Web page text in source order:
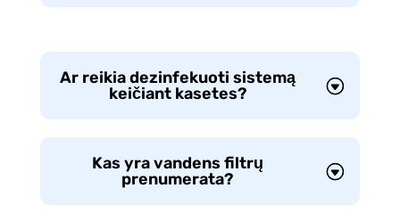
Ar reikia dezinfekuoti sistemą
keičiant kasetes?
Kas yra vandens filtrų
prenumerata?